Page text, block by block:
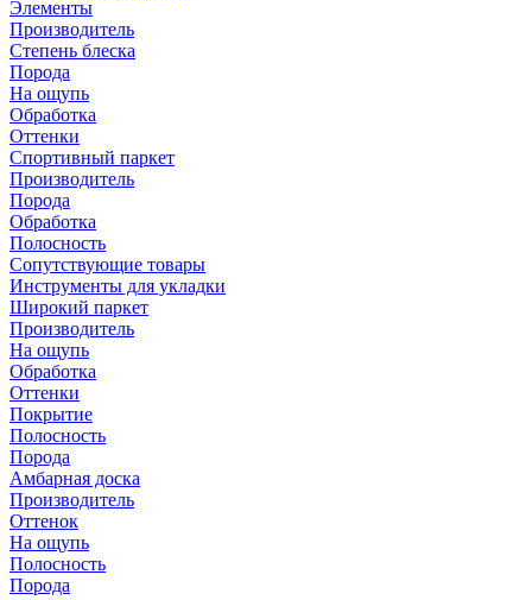
Элементы
Производитель
Степень блеска
Порода
На ощупь
Обработка
Оттенки
Спортивный паркет
Производитель
Порода
Обработка
Полосность
Сопутствующие товары
Инструменты для укладки
Широкий паркет
Производитель
На ощупь
Обработка
Оттенки
Покрытие
Полосность
Порода
Амбарная доска
Производитель
Оттенок
На ощупь
Полосность
Порода